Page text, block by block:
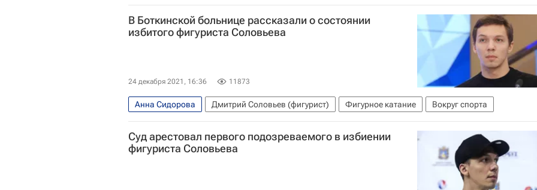
В Боткинской больнице рассказали о состоянии
избитого фигуриста Соловьева
24 декабря 2021, 16:36 11873
Анна Сидорова Дмитрий Соловьев (фигурист) Фигурное катание Вокруг спорта
Суд арестовал первого подозреваемого в избиении
фигуриста Соловьева